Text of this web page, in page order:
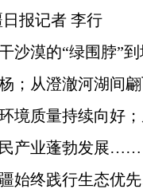
报记者 李行
沙漠的“绿围脖”
；从澄澈河湖间
境质量持续向好
产业蓬勃发展……
始终践行生态优